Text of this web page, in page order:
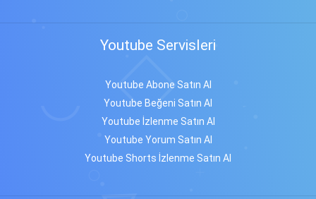
Youtube Servisleri
Youtube Abone Satın Al
Youtube Beğeni Satın Al
Youtube İzlenme Satın Al
Youtube Yorum Satın Al
Youtube Shorts İzlenme Satın Al